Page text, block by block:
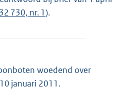
32 730, nr. 1).
woedend over
januari 2011.